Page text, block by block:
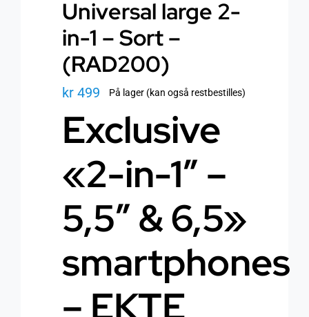
Universal large 2-
in-1 – Sort –
(RAD200)
kr 499 På lager (kan også restbestilles)
Exclusive
«2-in-1″ –
5,5″ & 6,5»
smartphones
– EKTE